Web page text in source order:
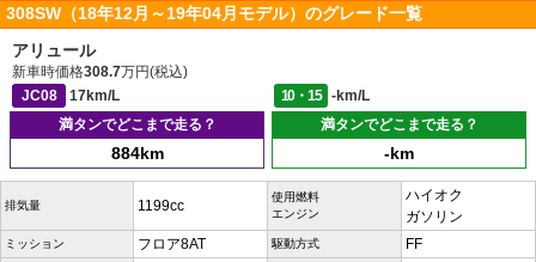
308SW（18年12月～19年04月モデル）のグレード一覧
アリュール
新車時価格308.7万円(税込)
JC08
17km/L 10・15
-km/L
満タンでどこまで走る？
884km
満タンでどこまで走る？
-km
排気量 1199cc
使用燃料
エンジン
ハイオク
ガソリン
ミッション フロア8AT 駆動方式 FF